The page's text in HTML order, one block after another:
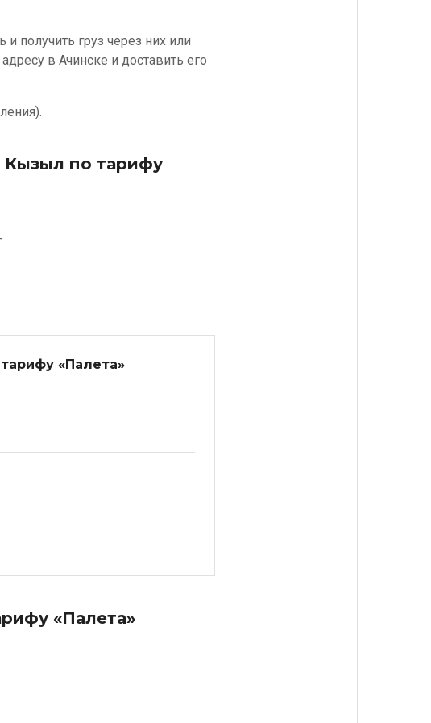
получить груз через них или
в Ачинске и доставить его
Кызыл по тарифу
«Палета»
«Палета»